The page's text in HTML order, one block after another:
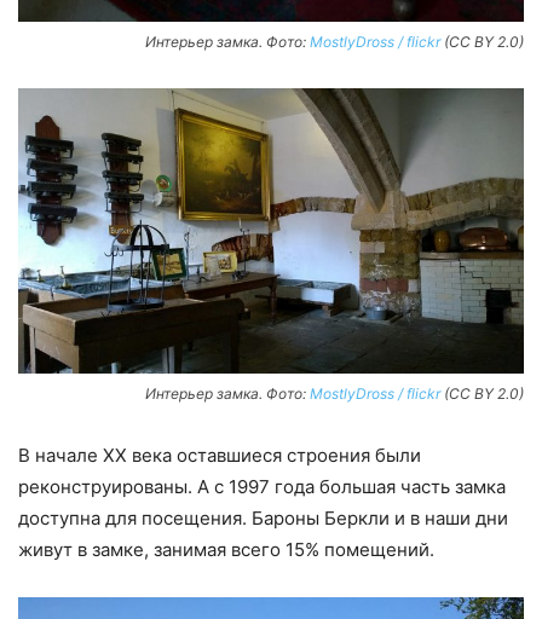
Интерьер замка. Фото: MostlyDross / flickr(CC BY 2.0)
Интерьер замка. Фото: MostlyDross / flickr(CC BY 2.0)
В начале ХХ века оставшиеся строения были
реконструированы. А с 1997 года большая часть замка
доступна для посещения. Бароны Беркли и в наши дни
живут в замке, занимая всего 15% помещений.